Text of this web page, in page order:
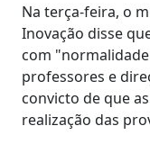
Na terça-feira, o
Inovação disse
com
professores e
convicto de que
realização das